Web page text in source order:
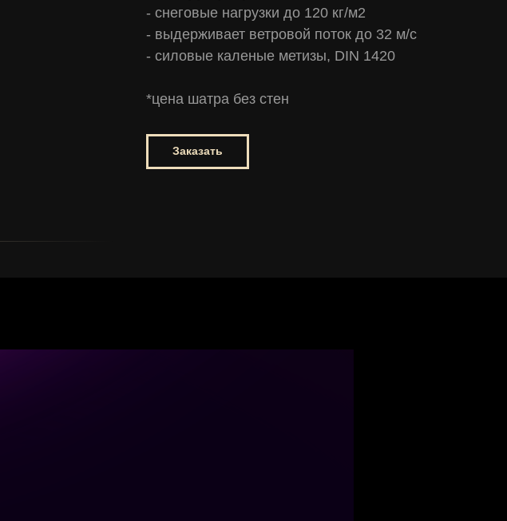
- снеговые нагрузки до 120 кг/м2
- выдерживает ветровой поток до 32 м/с
- силовые каленые метизы, DIN 1420
*цена шатра без стен
Заказать